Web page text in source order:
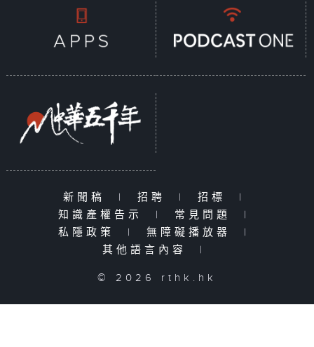
新聞稿 | 招聘 | 招標
|
知識產權告示
| 常見問題
|
私隱政策
| 無障礙播放器
|
其他語言內容
|
© 2026 rthk.hk